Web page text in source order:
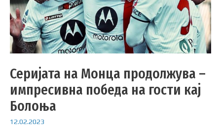
Серијата на Монца продолжува –
импресивна победа на гости кај
Болоња
12.02.2023